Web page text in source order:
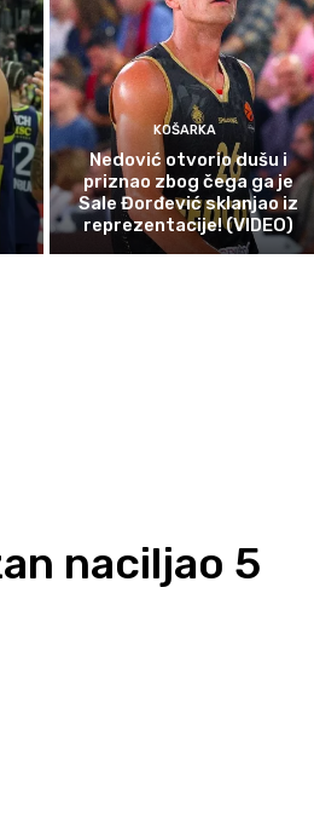
KOŠARKA
Nedović otvorio dušu i
priznao zbog čega ga je
Sale Đorđević sklanjao iz
reprezentacije! (VIDEO)